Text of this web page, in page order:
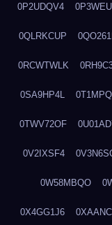
0P2UDQV4
0QLRKCUP
0RCWTWLK
0SA9HP4L
0TWV72OF
0V2IXSF4
0W58MBQO
0X4GG1J6